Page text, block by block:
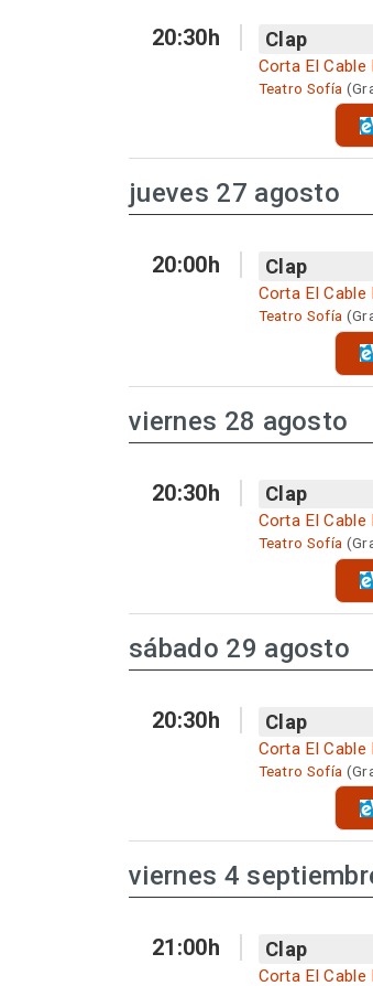
20:30h Clap
Corta El Cable
Teatro Sofía
jueves 27 agosto
20:00h Clap
Corta El Cable
Teatro Sofía
viernes 28 agosto
20:30h Clap
Corta El Cable
Teatro Sofía
sábado 29 agosto
20:30h Clap
Corta El Cable
Teatro Sofía
viernes 4
21:00h Clap
Corta El Cable